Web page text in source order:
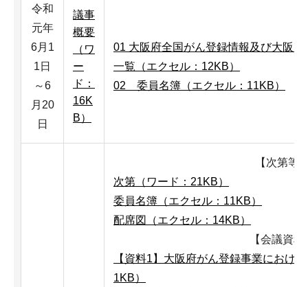
令和
元年
6月1
1日
～6
月20
日
議事
概要
（ワ
ー
ド：
16K
B）
01 大阪府全国がん登録情報及び大阪
一覧（エクセル：12KB）
02＿委員名簿（エクセル：11KB）
【次第等
次第（ワード：21KB）
委員名簿（エクセル：11KB）
配席図（エクセル：14KB）
【会議資料
【資料1】大阪府がん登録事業におけ
1KB）